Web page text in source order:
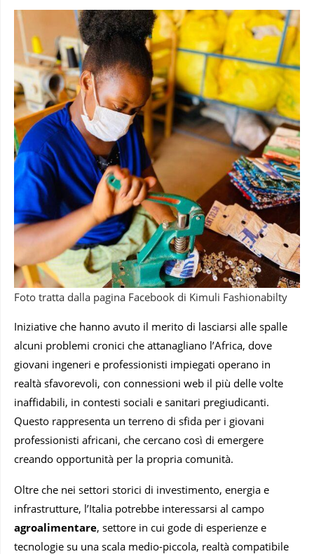
Foto tratta dalla pagina Facebook di Kimuli Fashionabilty
Iniziative che hanno avuto il merito di lasciarsi alle spalle
alcuni problemi cronici che attanagliano l’Africa, dove
giovani ingeneri e professionisti impiegati operano in
realtà sfavorevoli, con connessioni web il più delle volte
inaffidabili, in contesti sociali e sanitari pregiudicanti.
Questo rappresenta un terreno di sfida per i giovani
professionisti africani, che cercano così di emergere
creando opportunità per la propria comunità.
Oltre che nei settori storici di investimento, energia e
infrastrutture, l’Italia potrebbe interessarsi al campo
agroalimentare, settore in cui gode di esperienze e
tecnologie su una scala medio-piccola, realtà compatibile